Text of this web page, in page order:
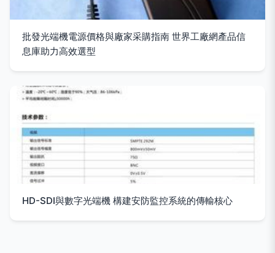
批發光端機電源價格與廠家采購指南 世界工廠網產品信
息庫助力高效選型
HD-SDI與數字光端機 構建安防監控系統的傳輸核心